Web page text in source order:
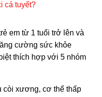
cá tuyết?
em từ 1 tuổi trở lên và
cường sức khỏe
thích hợp với 5 nhóm
còi xương, cơ thể thấp